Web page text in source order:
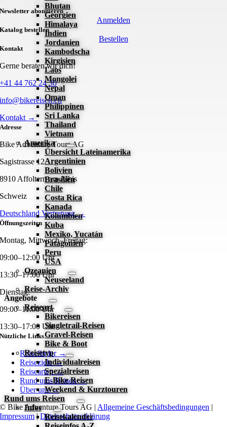
Bhutan
Georgien
Himalaya
Indien
Jordanien
Kambodscha
Kirgisien
Laos
Mongolei
Nepal
Oman
Philippinen
Sri Lanka
Thailand
Vietnam
Amerika
Übersicht Lateinamerika
Argentinien
Bolivien
Brasilien
Chile
Costa Rica
Kanada
Kolumbien
Kuba
Mexiko, Yucatán
Patagonien
Peru
USA
Ozeanien
Neuseeland
Reise-Archiv
Angebote
Reiseart
Bikereisen
Singletrail-Reisen
Gravel-Reisen
Bike & Boot
Reisetyp
Individualreisen
Spezialreisen
E-Bike Reisen
Weekend & Kurztouren
Rund ums Reisen
Infos
Reisekalender
Newsletter abonnieren
Anmelden
Katalog bestellen
Bestellen
Kontakt
Gerne beraten wir dich!
+41 44 762 24 30
info@bikereisen.ch
Kontakt →
Adresse
Bike Adventure Tours AG
Sagistrasse 12
8910 Affoltern am Albis
Schweiz
Deutschland Vertretung →
Öffnungszeiten
Montag, Mittwoch–Freitag:
09:00–12:00 Uhr
13:30–17:00 Uhr
Dienstag:
09:00–11:00 Uhr
13:30–17:00 Uhr
Nützliche Links
Reisefinder →
Reiseziele→
Reisearten→
Rund ums Reisen→
Über uns→
© Bike Adventure Tours AG | Allgemeine Geschäftsbedingungen |
Impressum |Datenschutzerklärung